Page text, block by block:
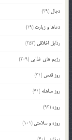
دجال (29)
دعاها و زیارت (19)
رذایل اخلاقی (252)
رژیم های غذایی (209)
روز قدس (31)
روز مباهله (41)
روزه (93)
روزه و سلامتی (101)